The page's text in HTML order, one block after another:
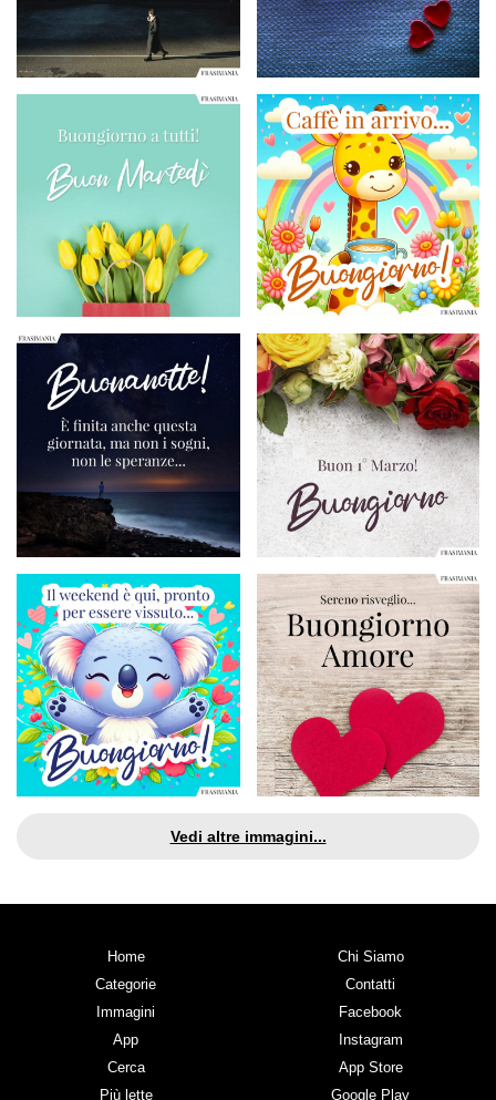
Vedi altre immagini...
Home
Categorie
Immagini
App
Cerca
Più lette
Chi Siamo
Contatti
Facebook
Instagram
App Store
Google Play